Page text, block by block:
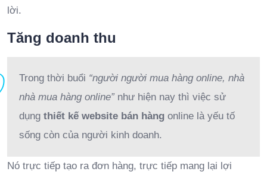
lời.
Tăng doanh thu
Trong thời buổi “người người mua hàng online, nhà
nhà mua hàng online”như hiện nay thì việc sử
dụng thiết kế website bán hàng online là yếu tố
sống còn của người kinh doanh.
Nó trực tiếp tạo ra đơn hàng, trực tiếp mang lại lợi